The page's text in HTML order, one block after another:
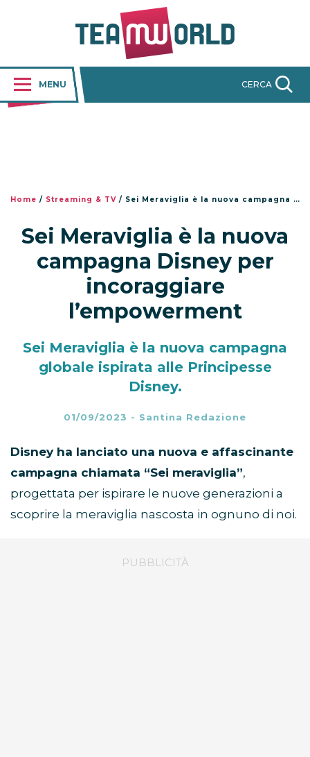
MENU CERCA
Home / Streaming & TV / Sei Meraviglia è la nuova campagna Disney per incoraggiare l’empowerment
Sei Meraviglia è la nuova
campagna Disney per
incoraggiare
l’empowerment
Sei Meraviglia è la nuova campagna
globale ispirata alle Principesse
Disney.
01/09/2023 - Santina Redazione
Disney ha lanciato una nuova e affascinante
campagna chiamata “Sei meraviglia”,
progettata per ispirare le nuove generazioni a
scoprire la meraviglia nascosta in ognuno di noi.